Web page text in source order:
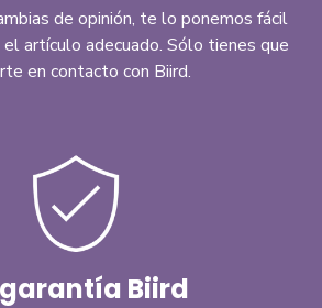
de opinión, te lo ponemos fácil
el artículo adecuado. Sólo tienes que
en contacto con Biird.
Biird